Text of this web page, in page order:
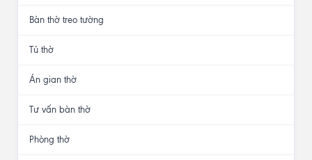
Bàn thờ treo tường
Tủ thờ
Án gian thờ
Tư vấn bàn thờ
Phòng thờ